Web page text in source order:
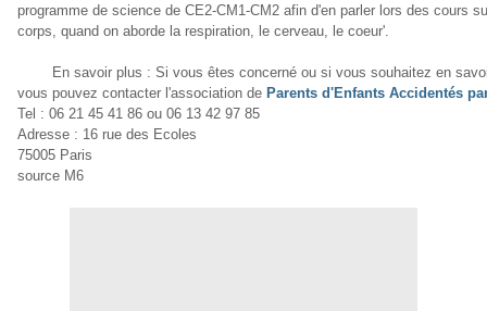
programme de science de CE2-CM1-CM2 afin d'en parler lors des cours
corps, quand on aborde la respiration, le cerveau, le coeur'.
En savoir plus : Si vous êtes concerné ou si vous souhaitez en
vous pouvez contacter l'association de Parents d'Enfants Accidentés
Tel : 06 21 45 41 86 ou 06 13 42 97 85
Adresse : 16 rue des Ecoles
75005 Paris
source M6